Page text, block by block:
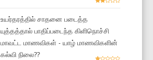
உயர்தரத்தில் சாதனை படைத்த
யுத்தத்தால் பாதிப்படைந்த கிளிநொச்சி
மாவட்ட மாணவிகள் - யாழ் மாணவிகளின்
கல்வி நிலை??